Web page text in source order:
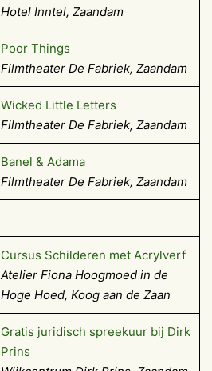
Hotel Inntel, Zaandam
Poor Things
Filmtheater De Fabriek, Zaandam
Wicked Little Letters
Filmtheater De Fabriek, Zaandam
Banel & Adama
Filmtheater De Fabriek, Zaandam
Cursus Schilderen met Acrylverf
Atelier Fiona Hoogmoed in de
Hoge Hoed, Koog aan de Zaan
Gratis juridisch spreekuur bij Dirk
Prins